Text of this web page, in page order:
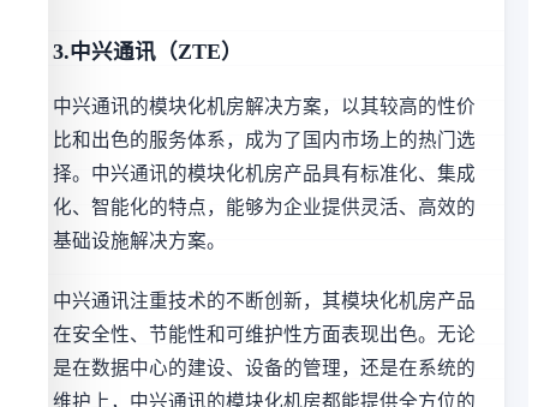
3.中兴通讯（ZTE）
中兴通讯的模块化机房解决方案，以其较高的性价
比和出色的服务体系，成为了国内市场上的热门选
择。中兴通讯的模块化机房产品具有标准化、集成
化、智能化的特点，能够为企业提供灵活、高效的
基础设施解决方案。
中兴通讯注重技术的不断创新，其模块化机房产品
在安全性、节能性和可维护性方面表现出色。无论
是在数据中心的建设、设备的管理，还是在系统的
维护上，中兴通讯的模块化机房都能提供全方位的